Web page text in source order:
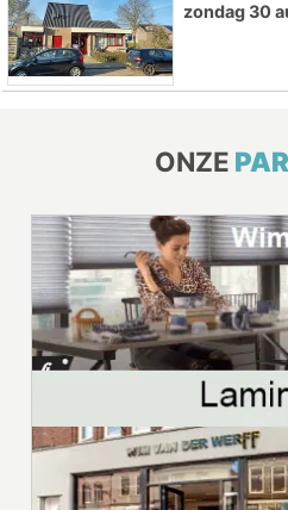
zondag 30
ONZE